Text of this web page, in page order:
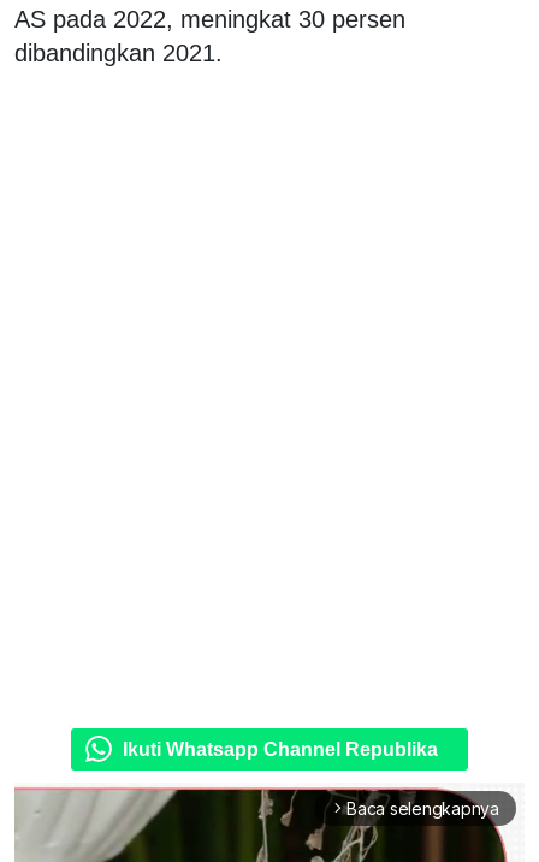
AS pada 2022, meningkat 30 persen
dibandingkan 2021.
Ikuti Whatsapp Channel Republika
arrow_forward_ios Baca selengkapnya